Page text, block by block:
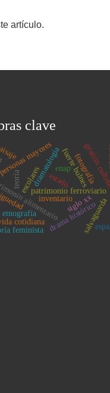
artículo.
clave
escolares
alimentario
patrimonio ferroviario
dramatología
drama histórico
fuerte bulnes
mayores
salvaguarda
inventario
estado fotografía
gestión
siglo xx
etnografía
enap
cotidiana
feminista
teoría